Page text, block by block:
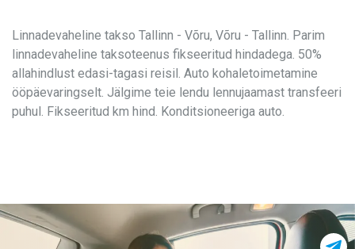
Linnadevaheline takso Tallinn - Võru, Võru - Tallinn. Parim
linnadevaheline taksoteenus fikseeritud hindadega. 50%
allahindlust edasi-tagasi reisil. Auto kohaletoimetamine
ööpäevaringselt. Jälgime teie lendu lennujaamast transfeeri
puhul. Fikseeritud km hind. Konditsioneeriga auto.